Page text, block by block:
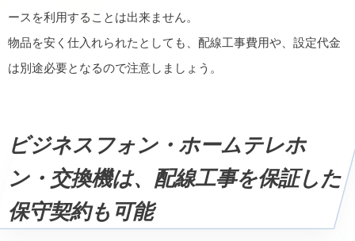
ースを利用することは出来ません。
物品を安く仕入れられたとしても、配線工事費用や、設定代金
は別途必要となるので注意しましょう。
ビジネスフォン・ホームテレホ
ン・交換機は、配線工事を保証した
保守契約も可能